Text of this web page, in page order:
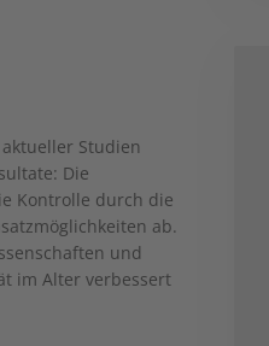
Studien
Die
Kontrolle durch die
ab.
und
im Alter verbessert